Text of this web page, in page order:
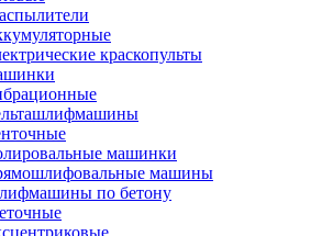
краскопульты
машинки
машины
по бетону